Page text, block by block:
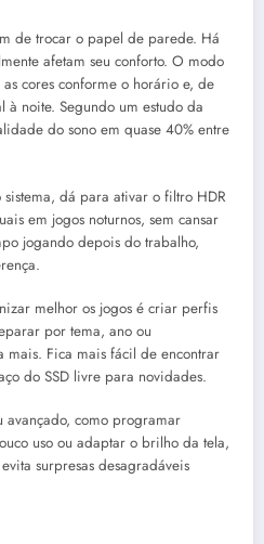
de trocar o papel de parede. Há
afetam seu conforto. O modo
cores conforme o horário e, de
à noite. Segundo um estudo da
do sono em quase 40% entre
dá para ativar o filtro HDR
em jogos noturnos, sem cansar
jogando depois do trabalho,
melhor os jogos é criar perfis
por tema, ano ou
mais. Fica mais fácil de encontrar
do SSD livre para novidades.
avançado, como programar
uso ou adaptar o brilho da tela,
surpresas desagradáveis